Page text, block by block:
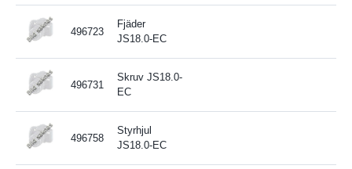
496723
Fjäder
JS18.0-EC
496731
Skruv JS18.0-
EC
496758
Styrhjul
JS18.0-EC